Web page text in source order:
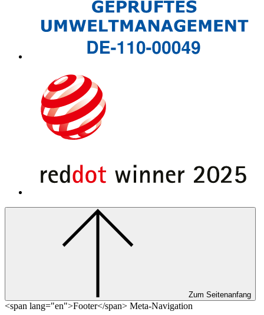
Zum Seitenanfang
<span lang="en">Footer</span> Meta-Navigation